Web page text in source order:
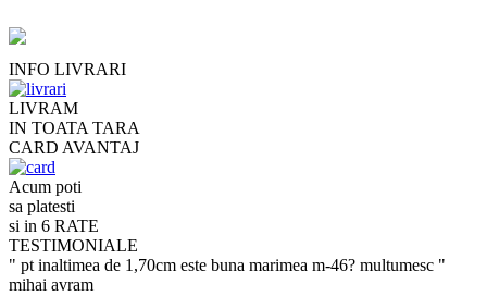
INFO LIVRARI
LIVRAM
IN TOATA TARA
CARD AVANTAJ
Acum poti
sa platesti
si in 6 RATE
TESTIMONIALE
" pt inaltimea de 1,70cm este buna marimea m-46? multumesc "
mihai avram